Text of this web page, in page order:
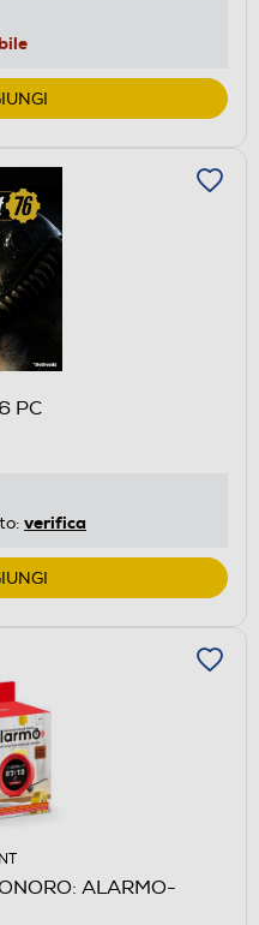
PC
verifica
ALARMO-